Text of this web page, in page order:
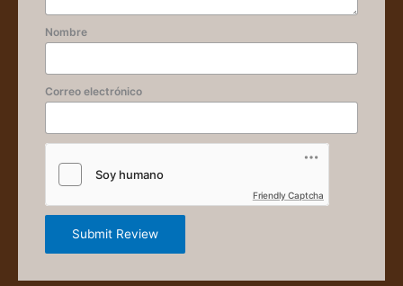
Nombre
Correo electrónico
Friendly Captcha
Submit Review